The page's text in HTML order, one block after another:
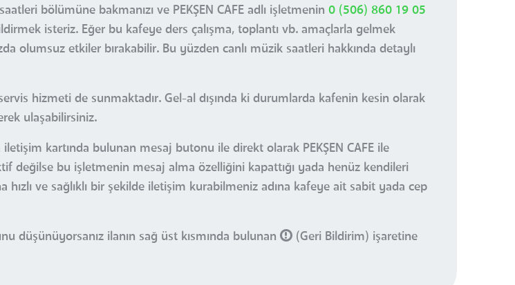
bölümüne bakmanızı ve PEKŞEN CAFE adlı işletmenin 0 (506) 860 19 05
isteriz. Eğer bu kafeye ders çalışma, toplantı vb. amaçlarla gelmek
olumsuz etkiler bırakabilir. Bu yüzden canlı müzik saatleri hakkında detaylı
hizmeti de sunmaktadır. Gel-al dışında ki durumlarda kafenin kesin olarak
ulaşabilirsiniz.
kartında bulunan mesaj butonu ile direkt olarak PEKŞEN CAFE ile
değilse bu işletmenin mesaj alma özelliğini kapattığı yada henüz kendileri
ve sağlıklı bir şekilde iletişim kurabilmeniz adına kafeye ait sabit yada cep
düşünüyorsanız ilanın sağ üst kısmında bulunan
(Geri Bildirim) işaretine